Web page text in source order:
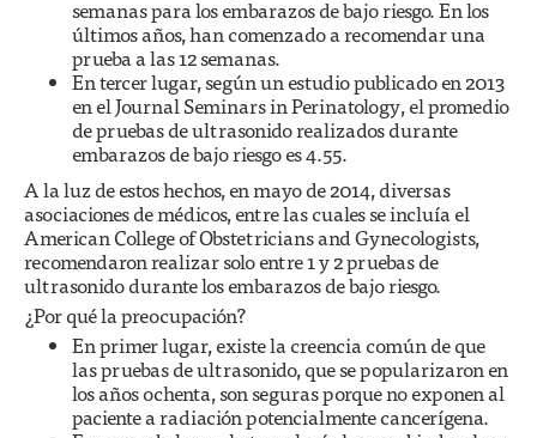
semanas para los embarazos de bajo riesgo. En los
últimos años, han comenzado a recomendar una
prueba a las 12 semanas.
En tercer lugar, según un estudio publicado en 2013
en el Journal Seminars in Perinatology, el promedio
de pruebas de ultrasonido realizados durante
embarazos de bajo riesgo es 4.55.
A la luz de estos hechos, en mayo de 2014, diversas
asociaciones de médicos, entre las cuales se incluía el
American College of Obstetricians and Gynecologists,
recomendaron realizar solo entre 1 y 2 pruebas de
ultrasonido durante los embarazos de bajo riesgo.
¿Por qué la preocupación?
En primer lugar, existe la creencia común de que
las pruebas de ultrasonido, que se popularizaron en
los años ochenta, son seguras porque no exponen al
paciente a radiación potencialmente cancerígena.